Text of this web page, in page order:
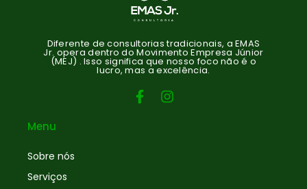
Diferente de consultorias tradicionais, a EMAS
Jr. opera dentro do Movimento Empresa Júnior
(MEJ) . Isso significa que nosso foco não é o
lucro, mas a excelência.
Menu
Sobre nós
Serviços